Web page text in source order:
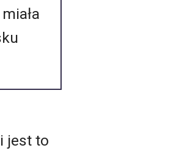
jest to